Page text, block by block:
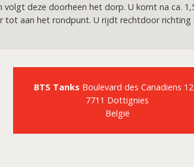
volgt deze doorheen het dorp. U komt na ca.
aan het rondpunt. U rijdt rechtdoor richting
BTS Tanks Boulevard des Canadiens
7711 Dottignies
België